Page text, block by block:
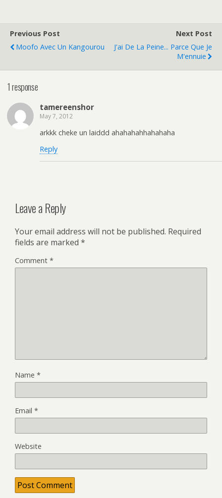
Previous Post
Moofo Avec Un Kangourou
Next Post
J'ai De La Peine... Parce Que Je
M'ennuie
1 response
tamereenshor
May 7, 2012
arkkk cheke un laiddd ahahahahhahahaha
Reply
Leave a Reply
Your email address will not be published. Required
fields are marked *
Comment *
Name *
Email *
Website